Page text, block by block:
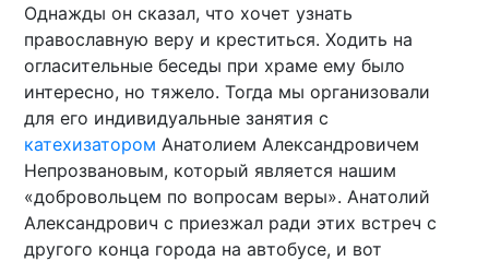
Однажды он сказал, что хочет узнать
православную веру и креститься. Ходить на
огласительные беседы при храме ему было
интересно, но тяжело. Тогда мы организовали
для его индивидуальные занятия с
катехизатором Анатолием Александровичем
Непрозвановым, который является нашим
«добровольцем по вопросам веры». Анатолий
Александрович с приезжал ради этих встреч с
другого конца города на автобусе, и вот